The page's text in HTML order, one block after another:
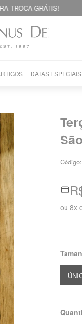
TROCA GRÁTIS!
DATAS ESPECIAIS
Código:
ou 8x